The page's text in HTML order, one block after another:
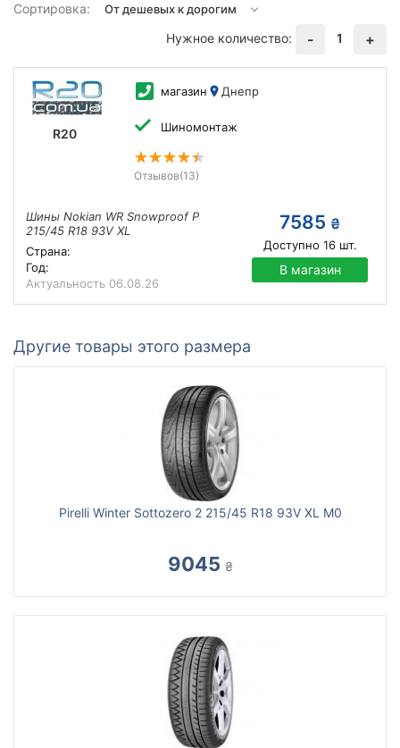
Сортировка:
Нужное количество:
- 1 +
R20
магазин Днепр
Шиномонтаж
Отзывов(13)
Шины Nokian WR Snowproof P
215/45 R18 93V XL
Страна:
Год:
Актуальность 06.08.26
7585 ₴
Доступно 16шт.
В магазин
Другие товары этого размера
Pirelli Winter Sottozero 2 215/45 R18 93V XL M0
9045 ₴